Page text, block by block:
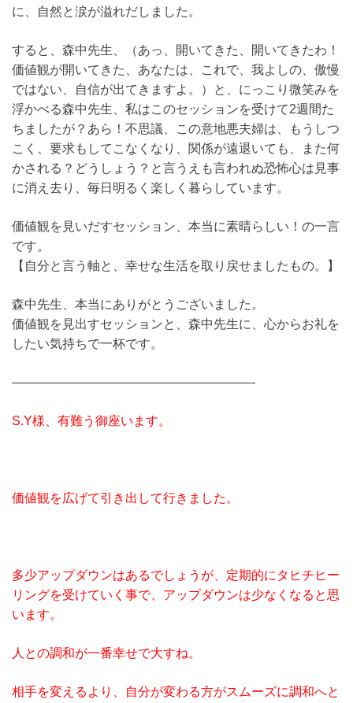
に、自然と涙が溢れだしました。
すると、森中先生、（あっ、開いてきた、開いてきたわ！
価値観が開いてきた、あなたは、これで、我よしの、傲慢
ではない、自信が出てきますよ。）と、にっこり微笑みを
浮かべる森中先生、私はこのセッションを受けて2週間た
ちましたが？あら！不思議、この意地悪夫婦は、もうしつ
こく、要求もしてこなくなり、関係が遠退いても、また何
かされる？どうしょう？と言うえも言われぬ恐怖心は見事
に消え去り、毎日明るく楽しく暮らしています。
価値観を見いだすセッション、本当に素晴らしい！の一言
です。
【自分と言う軸と、幸せな生活を取り戻せましたもの。】
森中先生、本当にありがとうございました。
価値観を見出すセッションと、森中先生に、心からお礼を
したい気持ちで一杯です。
———————————————————-
S.Y様、有難う御座います。
価値観を広げて引き出して行きました。
多少アップダウンはあるでしょうが、定期的にタヒチヒー
リングを受けていく事で、アップダウンは少なくなると思
います。
人との調和が一番幸せで大すね。
相手を変えるより、自分が変わる方がスムーズに調和へと